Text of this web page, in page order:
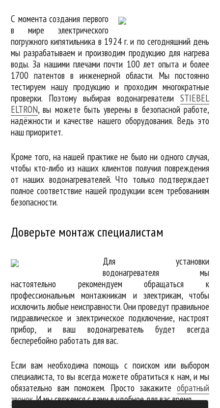
С момента создания первого
в мире электрического
погружного кипятильника в 1924 г. и по сегодняшний день
мы разрабатываем и производим продукцию для нагрева
воды. За нашими плечами почти 100 лет опыта и более
1700 патентов в инженерной области. Мы постоянно
тестируем нашу продукцию и проходим многократные
проверки. Поэтому выбирая водонагреватели STIEBEL
ELTRON, вы можете быть уверены в безопасной работе,
надёжности и качестве нашего оборудования. Ведь это
наш приоритет.
Кроме того, на нашей практике не было ни одного случая,
чтобы кто-либо из наших клиентов получил повреждения
от наших водонагревателей. Что только подтверждает
полное соответствие нашей продукции всем требованиям
безопасности.
Доверьте монтаж специалистам
Для установки
водонагревателя мы
настоятельно рекомендуем обращаться к
профессиональным монтажникам и электрикам, чтобы
исключить любые неисправности. Они проведут правильное
гидравлическое и электрическое подключение, настроят
прибор, и ваш водонагреватель будет всегда
бесперебойно работать для вас.
Если вам необходима помощь с поиском или выбором
специалиста, то вы всегда можете обратиться к нам, и мы
обязательно вам поможем. Просто закажите обратный
звонок. И мы свяжемся с вами в удобное для вас время.